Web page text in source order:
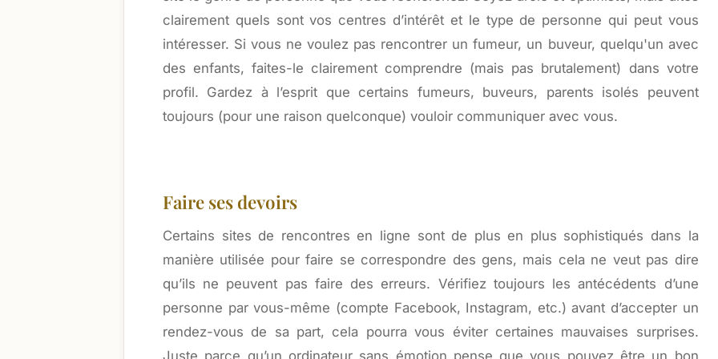
clairement quels sont vos centres d’intérêt et le type de personne qui peut vous
intéresser. Si vous ne voulez pas rencontrer un fumeur, un buveur, quelqu'un avec
des enfants, faites-le clairement comprendre (mais pas brutalement) dans votre
profil. Gardez à l’esprit que certains fumeurs, buveurs, parents isolés peuvent
toujours (pour une raison quelconque) vouloir communiquer avec vous.
Faire ses devoirs
Certains sites de rencontres en ligne sont de plus en plus sophistiqués dans la
manière utilisée pour faire se correspondre des gens, mais cela ne veut pas dire
qu’ils ne peuvent pas faire des erreurs. Vérifiez toujours les antécédents d’une
personne par vous-même (compte Facebook, Instagram, etc.) avant d’accepter un
rendez-vous de sa part, cela pourra vous éviter certaines mauvaises surprises.